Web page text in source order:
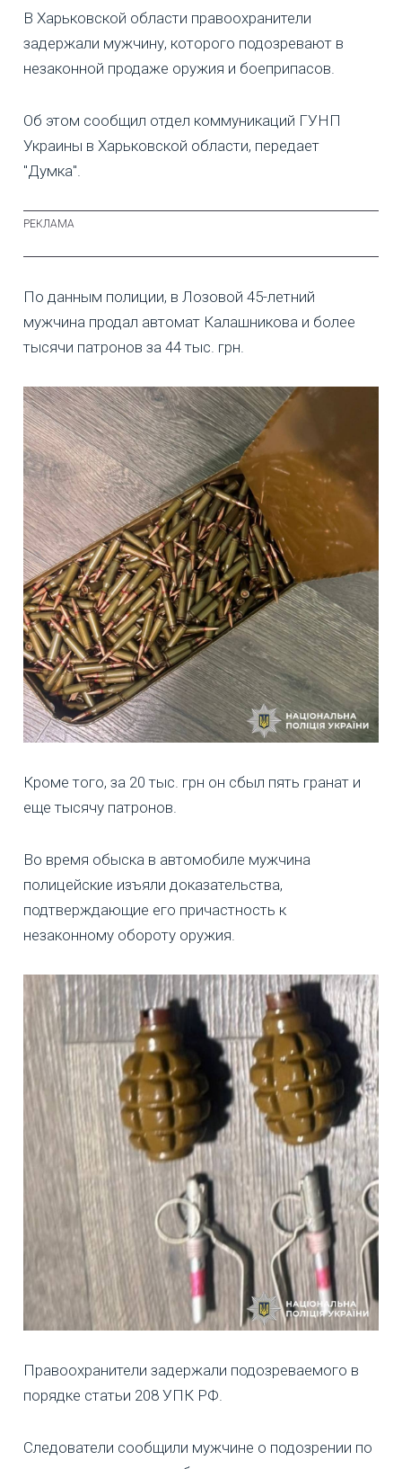
В Харьковской области правоохранители
задержали мужчину, которого подозревают в
незаконной продаже оружия и боеприпасов.
Об этом сообщил отдел коммуникаций ГУНП
Украины в Харьковской области, передает
"Думка".
По данным полиции, в Лозовой 45-летний
мужчина продал автомат Калашникова и более
тысячи патронов за 44 тыс. грн.
Кроме того, за 20 тыс. грн он сбыл пять гранат и
еще тысячу патронов.
Во время обыска в автомобиле мужчина
полицейские изъяли доказательства,
подтверждающие его причастность к
незаконному обороту оружия.
Правоохранители задержали подозреваемого в
порядке статьи 208 УПК РФ.
Следователи сообщили мужчине о подозрении по